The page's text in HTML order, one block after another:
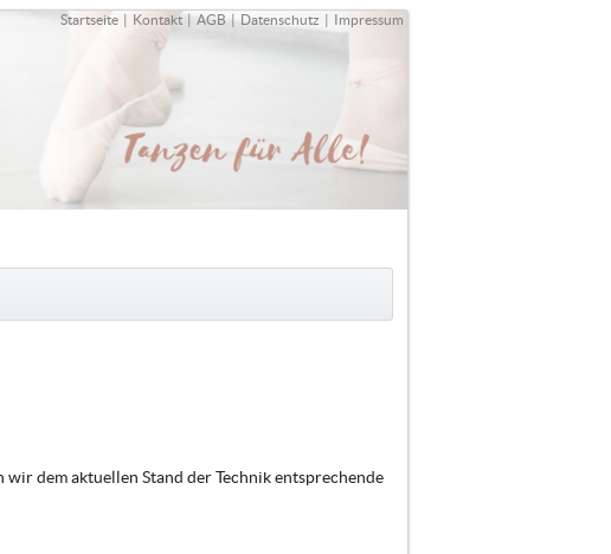
Startseite | Kontakt | AGB | Datenschutz | Impressum
dem aktuellen Stand der Technik entsprechende